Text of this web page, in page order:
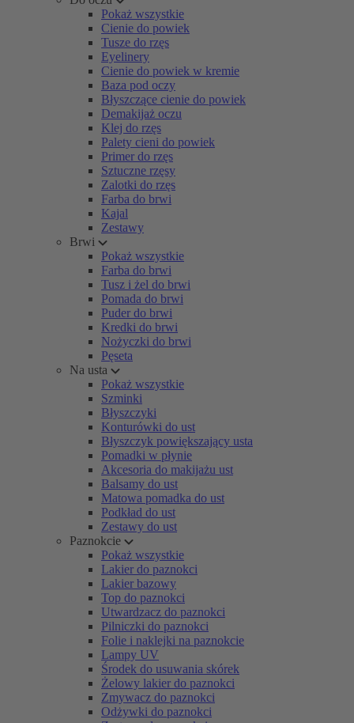
Pokaż wszystkie
Cienie do powiek
Tusze do rzęs
Eyelinery
Cienie do powiek w kremie
Baza pod oczy
Błyszczące cienie do powiek
Demakijaż oczu
Klej do rzęs
Palety cieni do powiek
Primer do rzęs
Sztuczne rzęsy
Zalotki do rzęs
Farba do brwi
Kajal
Zestawy
Brwi
Pokaż wszystkie
Farba do brwi
Tusz i żel do brwi
Pomada do brwi
Puder do brwi
Kredki do brwi
Nożyczki do brwi
Pęseta
Na usta
Pokaż wszystkie
Szminki
Błyszczyki
Konturówki do ust
Błyszczyk powiększający usta
Pomadki w płynie
Akcesoria do makijażu ust
Balsamy do ust
Matowa pomadka do ust
Podkład do ust
Zestawy do ust
Paznokcie
Pokaż wszystkie
Lakier do paznokci
Lakier bazowy
Top do paznokci
Utwardzacz do paznokci
Pilniczki do paznokci
Folie i naklejki na paznokcie
Lampy UV
Środek do usuwania skórek
Żelowy lakier do paznokci
Zmywacz do paznokci
Odżywki do paznokci